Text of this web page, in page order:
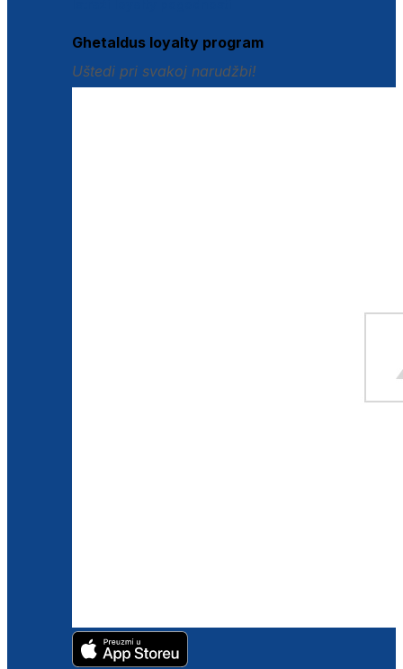
Ghetaldus loyalty program
Uštedi pri svakoj narudžbi!